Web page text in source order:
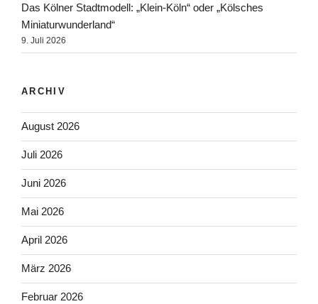
Das Kölner Stadtmodell: „Klein-Köln“ oder „Kölsches
Miniaturwunderland“
9. Juli 2026
ARCHIV
August 2026
Juli 2026
Juni 2026
Mai 2026
April 2026
März 2026
Februar 2026